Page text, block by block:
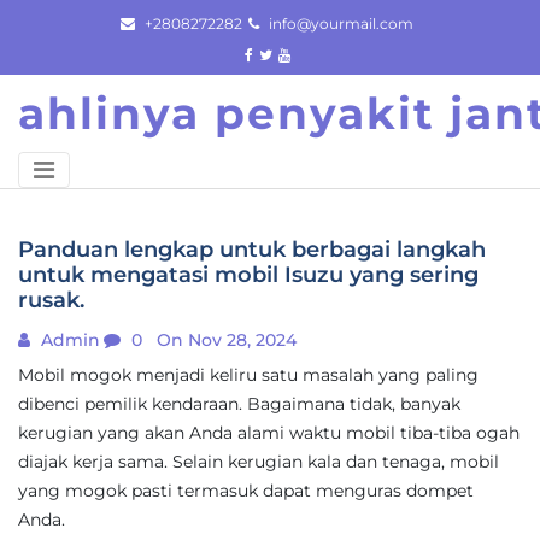
content
+2808272282 info@yourmail.com
ahlinya penyakit
Panduan lengkap untuk berbagai langkah
untuk mengatasi mobil Isuzu yang sering
rusak.
Admin 0
On Nov 28, 2024
Mobil mogok menjadi keliru satu masalah yang paling
dibenci pemilik kendaraan. Bagaimana tidak, banyak
kerugian yang akan Anda alami waktu mobil tiba-tiba ogah
diajak kerja sama. Selain kerugian kala dan tenaga, mobil
yang mogok pasti termasuk dapat menguras dompet
Anda.